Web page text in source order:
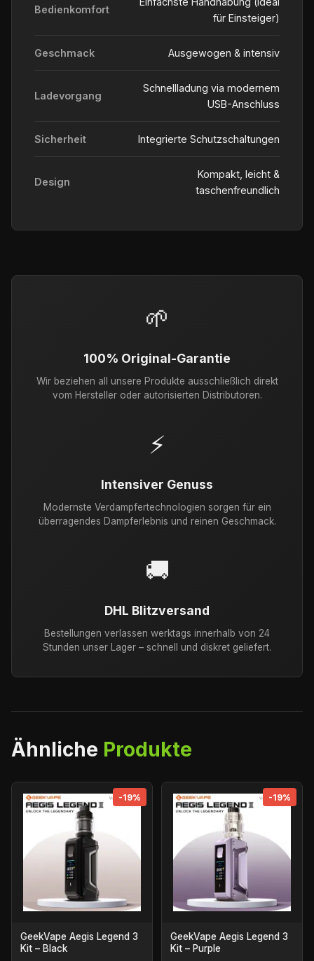
Bedienkomfort
für Einsteiger)
Geschmack Ausgewogen & intensiv
Ladevorgang
Schnellladung via modernem
USB-Anschluss
Sicherheit Integrierte Schutzschaltungen
Design
Kompakt, leicht &
taschenfreundlich
🌱
100% Original-Garantie
Wir beziehen all unsere Produkte ausschließlich direkt
vom Hersteller oder autorisierten Distributoren.
⚡
Intensiver Genuss
Modernste Verdampfertechnologien sorgen für ein
überragendes Dampferlebnis und reinen Geschmack.
🚚
DHL Blitzversand
Bestellungen verlassen werktags innerhalb von 24
Stunden unser Lager – schnell und diskret geliefert.
Ähnliche Produkte
-19%
GeekVape Aegis Legend 3
Kit – Black
-19%
GeekVape Aegis Legend 3
Kit – Purple